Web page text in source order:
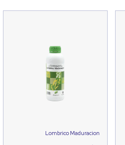
Lombrico Maduracion